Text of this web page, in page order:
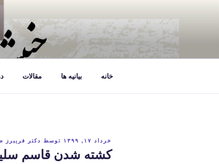
خانه بیانیه ها مقالات
نوشته‌شده
در
خرداد ۱۷, ۱۳۹۹ توسط دکتر فریبرز
کشته شدن قاسم